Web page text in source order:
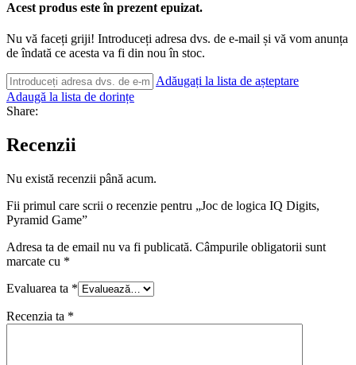
Acest produs este în prezent epuizat.
Nu vă faceți griji! Introduceți adresa dvs. de e-mail și vă vom anunța
de îndată ce acesta va fi din nou în stoc.
Adăugați la lista de așteptare
Adaugă la lista de dorințe
Share:
Recenzii
Nu există recenzii până acum.
Fii primul care scrii o recenzie pentru „Joc de logica IQ Digits,
Pyramid Game”
Adresa ta de email nu va fi publicată. Câmpurile obligatorii sunt
marcate cu *
Evaluarea ta *
Recenzia ta *